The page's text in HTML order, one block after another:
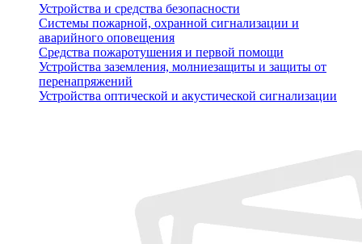
Устройства и средства безопасности
Системы пожарной, охранной сигнализации и
аварийного оповещения
Средства пожаротушения и первой помощи
Устройства заземления, молниезащиты и защиты от
перенапряжений
Устройства оптической и акустической сигнализации